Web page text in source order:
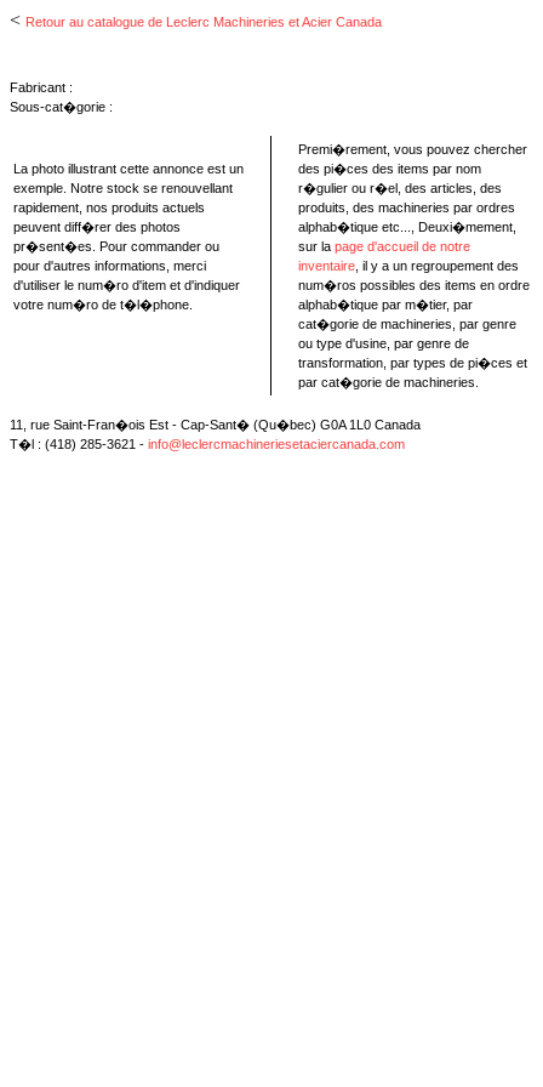
< Retour au catalogue de Leclerc Machineries et Acier Canada
Fabricant :
Sous-cat�gorie :
La photo illustrant cette annonce est un
exemple. Notre stock se renouvellant
rapidement, nos produits actuels
peuvent diff�rer des photos
pr�sent�es. Pour commander ou
pour d'autres informations, merci
d'utiliser le num�ro d'item et d'indiquer
votre num�ro de t�l�phone.
Premi�rement, vous pouvez chercher
des pi�ces des items par nom
r�gulier ou r�el, des articles, des
produits, des machineries par ordres
alphab�tique etc..., Deuxi�mement,
sur la page d'accueil de notre
inventaire , il y a un regroupement des
num�ros possibles des items en ordre
alphab�tique par m�tier, par
cat�gorie de machineries, par genre
ou type d'usine, par genre de
transformation, par types de pi�ces et
par cat�gorie de machineries.
11, rue Saint-Fran�ois Est - Cap-Sant� (Qu�bec) G0A 1L0 Canada
T�l : (418) 285-3621 - info@leclercmachineriesetaciercanada.com